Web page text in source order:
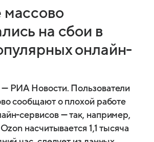
массово
на сбои в
онлайн-
РИА Новости. Пользователи
сообщают о плохой работе
сервисов — так, например,
насчитывается 1,1 тысяча